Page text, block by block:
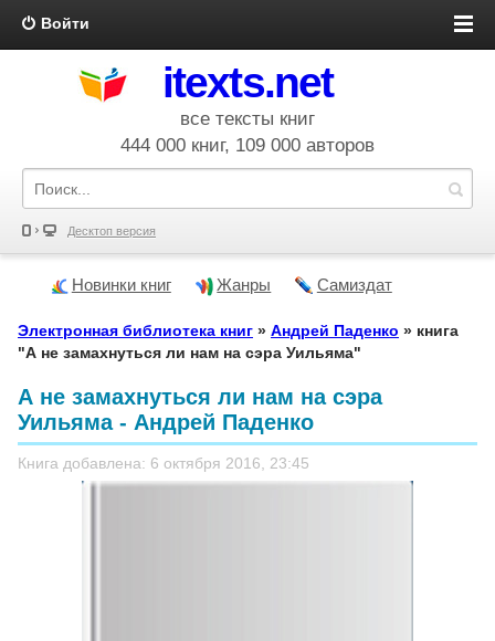
Войти
itexts.net
все тексты книг
444 000 книг, 109 000 авторов
Десктоп версия
Новинки книг Жанры Самиздат
Электронная библиотека книг » Андрей Паденко » книга
"А не замахнуться ли нам на сэра Уильяма"
А не замахнуться ли нам на сэра
Уильяма - Андрей Паденко
Книга добавлена: 6 октября 2016, 23:45